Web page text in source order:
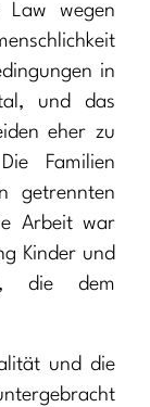
Law wegen
in
und das
eher zu
Familien
getrennten
Arbeit war
Kinder und
die dem
und die